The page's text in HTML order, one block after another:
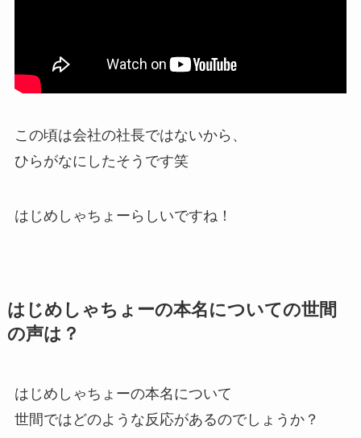
この頃は会社の社長ではないから、
ひらがなにしたそうです笑
はじめしゃちょーらしいですね！
はじめしゃちょーの本名についての世間
の声は？
はじめしゃちょーの本名について
世間ではどのような反応があるのでしょうか？